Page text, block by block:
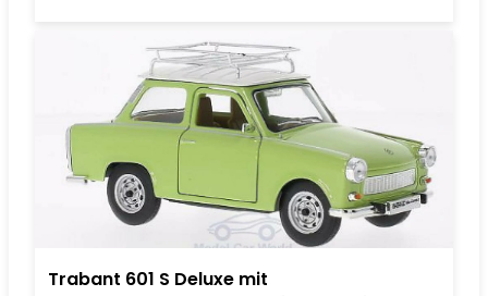
Trabant 601 S Deluxe mit